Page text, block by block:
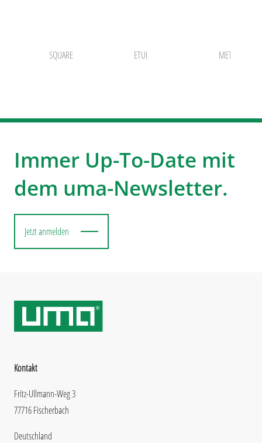
SQUARE ETUI METALLETUI
Immer Up-To-Date mit
dem uma-Newsletter.
Jetzt anmelden
Kontakt
Fritz-Ullmann-Weg 3
77716 Fischerbach
Deutschland